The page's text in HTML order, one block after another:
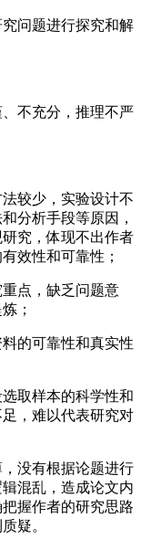
问题进行探究和解
不充分，推理不严
较少，实验设计不
分析手段等原因，
究，体现不出作者
效性和可靠性；
点，缺乏问题意
；
的可靠性和真实性
取样本的科学性和
，难以代表研究对
没有根据论题进行
混乱，造成论文内
握作者的研究思路
疑。